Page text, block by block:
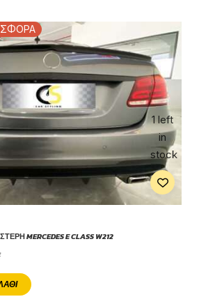
1 left
in
stock
MERCEDES E CLASS W212